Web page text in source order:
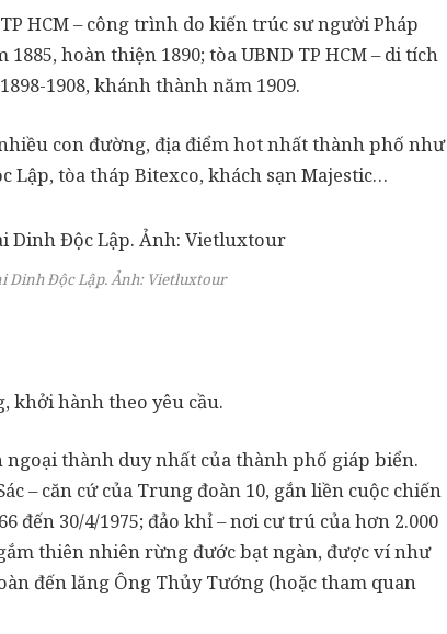
HCM – công trình do kiến trúc sư người Pháp
hoàn thiện 1890; tòa UBND TP HCM – di tích
1908, khánh thành năm 1909.
con đường, địa điểm hot nhất thành phố như
tòa tháp Bitexco, khách sạn Majestic…
Dinh Độc Lập. Ảnh:Vietluxtour
khởi hành theo yêu cầu.
ngoại thành duy nhất của thành phố giáp biển.
– căn cứ của Trung đoàn 10, gắn liền cuộc chiến
đến 30/4/1975; đảo khỉ – nơi cư trú của hơn 2.000
thiên nhiên rừng đước bạt ngàn, được ví như
đến lăng Ông Thủy Tướng (hoặc tham quan